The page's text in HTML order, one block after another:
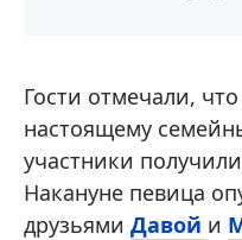
Гости отмечали,
настоящему
участники
Накануне певица
друзьями Давой и